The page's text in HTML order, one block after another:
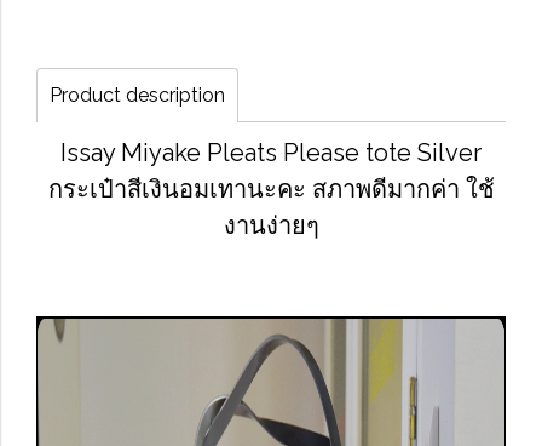
Product description
Issay Miyake Pleats Please tote Silver
กระเป๋าสีเงินอมเทานะคะ สภาพดีมากค่า ใช้
งานง่ายๆ